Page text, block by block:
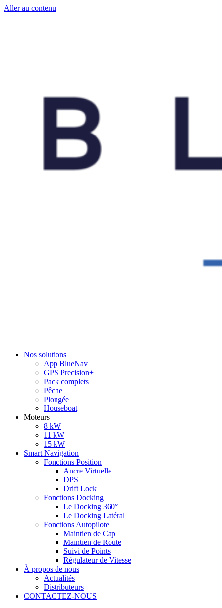
Aller au contenu
Nos solutions
App BlueNav
GPS Precision+
Pack complets
Pêche
Plongée
Houseboat
Moteurs
8 kW
11 kW
15 kW
Smart Navigation
Fonctions Position
Ancre Virtuelle
DPS
Drift Lock
Fonctions Docking
Le Docking 360°
Le Docking Latéral
Fonctions Autopilote
Maintien de Cap
Maintien de Route
Suivi de Points
Régulateur de Vitesse
À propos de nous
Actualités
Distributeurs
CONTACTEZ-NOUS